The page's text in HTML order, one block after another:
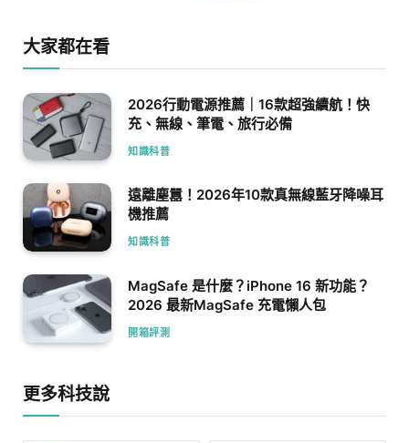
大家都在看
2026行動電源推薦｜16款超強續航！快
充、無線、筆電、旅行必備
知識科普
遠離塵囂！2026年10款真無線藍牙降噪耳
機推薦
知識科普
MagSafe 是什麼？iPhone 16 新功能？
2026 最新MagSafe 充電懶人包
開箱評測
更多科技說